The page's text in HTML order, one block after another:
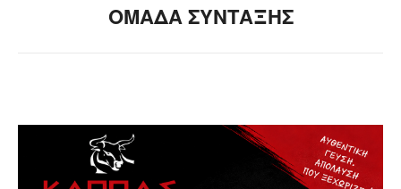
ΟΜΑΔΑ ΣΥΝΤΑΞΗΣ